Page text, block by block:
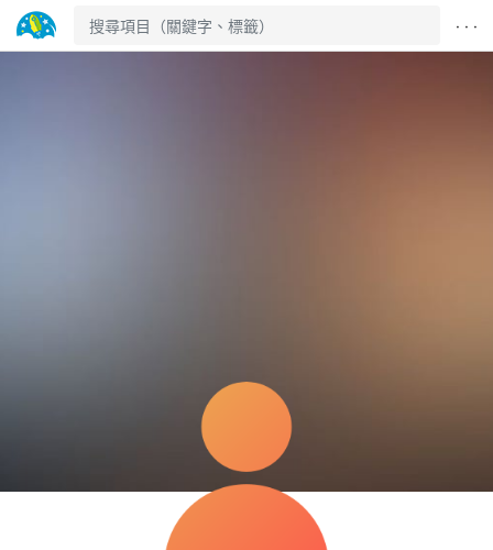
· · ·